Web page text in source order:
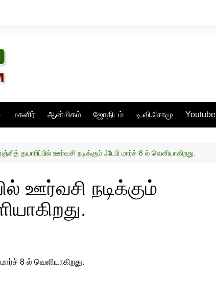
மகளிர் ஆன்மிகம் ஜோதிடம் டி.வி.சோமு Youtube
தயாரிப்பில் ஊர்வசி நடிக்கும் Jபேபி மார்ச் 8 ல் வெளியாகிறது.
ஊர்வசி நடிக்கும்